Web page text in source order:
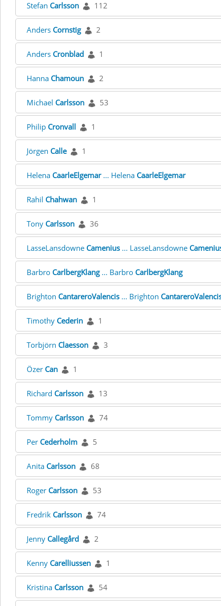
Stefan Carlsson 112
Anders Cornstig 2
Anders Cronblad 1
Hanna Chamoun 2
Michael Carlsson 53
Philip Cronvall 1
Jörgen Calle 1
Helena CaarleElgemar... Helena CaarleElgemar
Rahil Chahwan 1
Tony Carlsson 36
LasseLansdowne Camenius ... LasseLansdowne
Barbro CarlbergKlang... Barbro CarlbergKlang
Brighton CantareroValencis ... Brighton
Timothy Cederin 1
Torbjörn Claesson 3
Özer Can 1
Richard Carlsson 13
Tommy Carlsson 74
Per Cederholm 5
Anita Carlsson 68
Roger Carlsson 53
Fredrik Carlsson 74
Jenny Callegård 2
Kenny Carelliussen 1
Kristina Carlsson 54